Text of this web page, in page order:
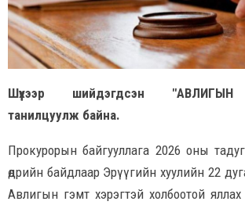
Шүүхээр шийдэгдсэн "АВЛИГЫН
танилцуулж байна.
Прокурорын байгууллага 2026 оны
өдрийн байдлаар Эрүүгийн хуулийн 22
Авлигын гэмт хэрэгтэй холбоотой